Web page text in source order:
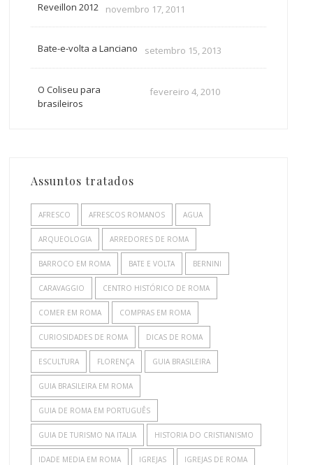
Reveillon 2012 novembro 17, 2011
Bate-e-volta a Lanciano setembro 15, 2013
O Coliseu para
brasileiros
fevereiro 4, 2010
Assuntos tratados
AFRESCO AFRESCOS ROMANOS AGUA
ARQUEOLOGIA ARREDORES DE ROMA
BARROCO EM ROMA BATE E VOLTA BERNINI
CARAVAGGIO CENTRO HISTÓRICO DE ROMA
COMER EM ROMA COMPRAS EM ROMA
CURIOSIDADES DE ROMA DICAS DE ROMA
ESCULTURA FLORENÇA GUIA BRASILEIRA
GUIA BRASILEIRA EM ROMA
GUIA DE ROMA EM PORTUGUÊS
GUIA DE TURISMO NA ITALIA HISTORIA DO CRISTIANISMO
IDADE MEDIA EM ROMA IGREJAS IGREJAS DE ROMA